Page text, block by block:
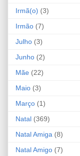
Irmã(o) (3)
Irmão (7)
Julho (3)
Junho (2)
Mãe (22)
Maio (3)
Março (1)
Natal (369)
Natal Amiga (8)
Natal Amigo (7)